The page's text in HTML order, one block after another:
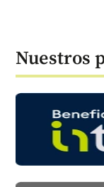
Nuestros